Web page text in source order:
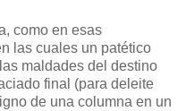
como en esas
las cuales un patético
maldades del destino
final (para deleite
de una columna en un